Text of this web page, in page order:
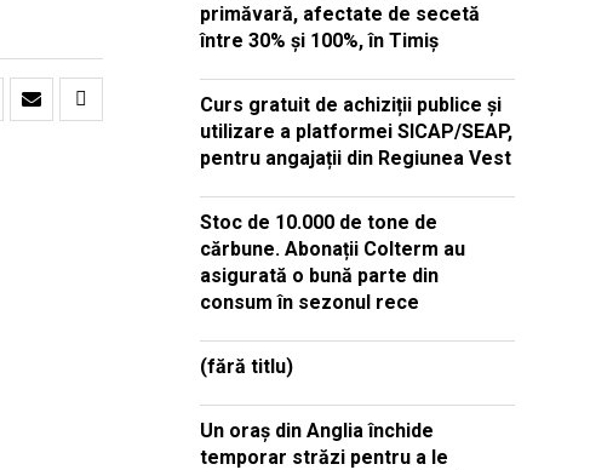
primăvară, afectate de secetă
între 30% și 100%, în Timiș
Curs gratuit de achiziții publice și
utilizare a platformei SICAP/SEAP,
pentru angajații din Regiunea Vest
Stoc de 10.000 de tone de
cărbune. Abonații Colterm au
asigurată o bună parte din
consum în sezonul rece
(fără titlu)
Un oraș din Anglia închide
temporar străzi pentru a le